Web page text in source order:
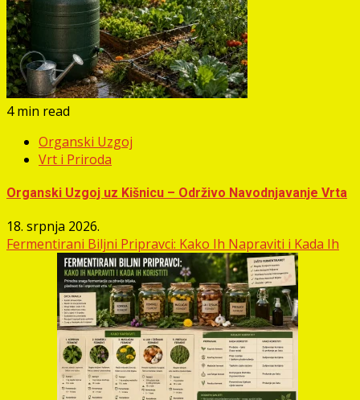
4 min read
Organski Uzgoj
Vrt i Priroda
Organski Uzgoj uz Kišnicu – Održivo Navodnjavanje Vrta
18. srpnja 2026.
Fermentirani Biljni Pripravci: Kako Ih Napraviti i Kada Ih